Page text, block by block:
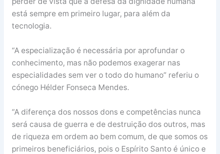
está sempre em primeiro lugar, para além da
tecnologia.
“A especialização é necessária por aprofundar o
conhecimento, mas não podemos exagerar nas
especialidades sem ver o todo do humano” referiu o
cónego Hélder Fonseca Mendes.
“A diferença dos nossos dons e competências nunca
será causa de guerra e de destruição dos outros, mas
de riqueza em ordem ao bem comum, de que somos os
primeiros beneficiários, pois o Espírito Santo é único e